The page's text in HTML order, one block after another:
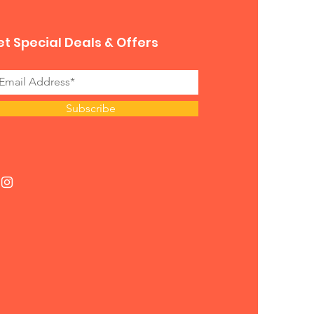
Special Deals & Offers
Subscribe